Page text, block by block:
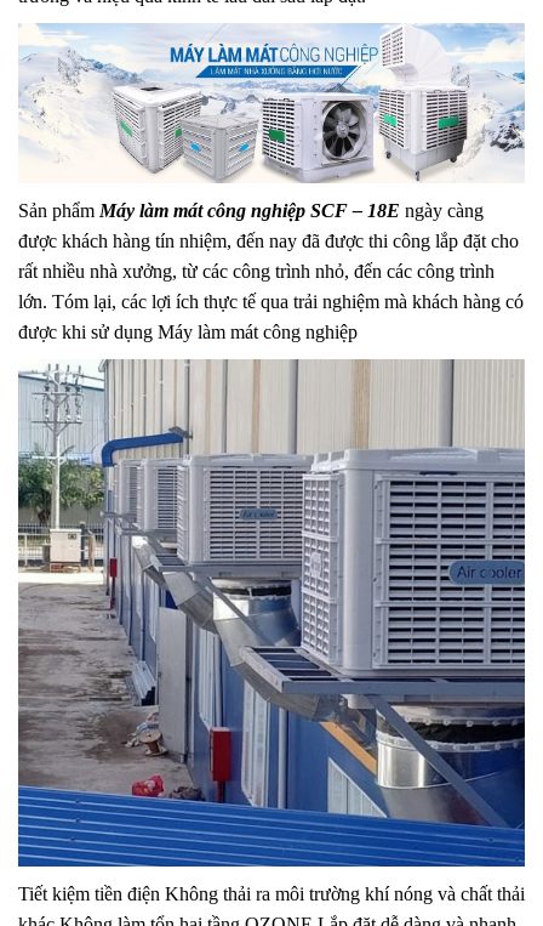
Sản phẩmMáy làm mát công nghiệp SCF – 18E ngày càng
được khách hàng tín nhiệm, đến nay đã được thi công lắp đặt cho
rất nhiều nhà xưởng, từ các công trình nhỏ, đến các công trình
lớn. Tóm lại, các lợi ích thực tế qua trải nghiệm mà khách hàng có
được khi sử dụng Máy làm mát công nghiệp
Tiết kiệm tiền điện Không thải ra môi trường khí nóng và chất thải